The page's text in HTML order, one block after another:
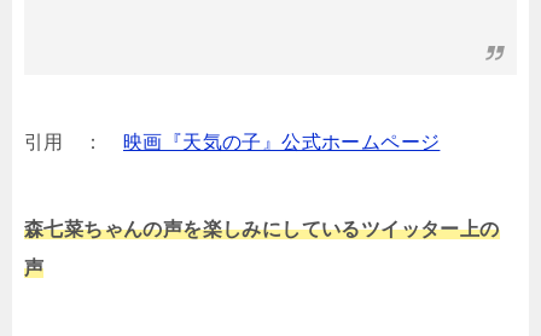
引用 ： 映画『天気の子』公式ホームページ
森七菜ちゃんの声を楽しみにしているツイッター上の
声